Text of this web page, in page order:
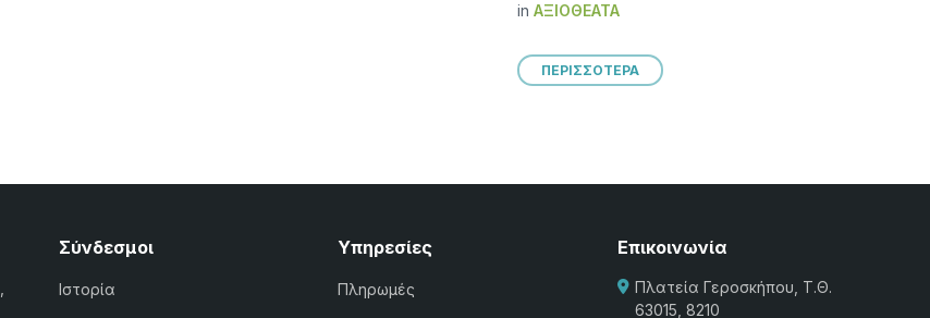
inΑΞΙΟΘΈΑΤΑ
ΠΕΡΙΣΣΟΤΕΡΑ
Σύνδεσμοι
Ιστορία
Υπηρεσίες
Πληρωμές
Επικοινωνία
Πλατεία Γεροσκήπου, Τ.Θ.
63015, 8210